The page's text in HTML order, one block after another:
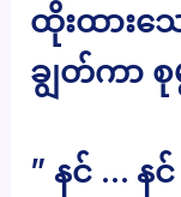
ထိုးထားသေ
ချွတ်ကာ
” နင် … န